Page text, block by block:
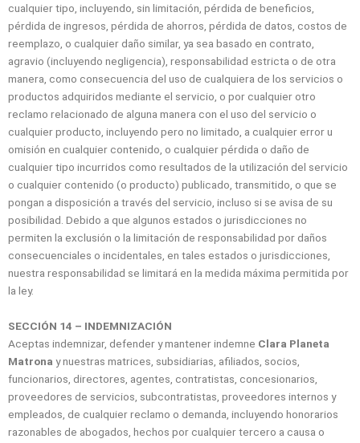
cualquier tipo, incluyendo, sin limitación, pérdida de beneficios,
pérdida de ingresos, pérdida de ahorros, pérdida de datos, costos de
reemplazo, o cualquier daño similar, ya sea basado en contrato,
agravio (incluyendo negligencia), responsabilidad estricta o de otra
manera, como consecuencia del uso de cualquiera de los servicios o
productos adquiridos mediante el servicio, o por cualquier otro
reclamo relacionado de alguna manera con el uso del servicio o
cualquier producto, incluyendo pero no limitado, a cualquier error u
omisión en cualquier contenido, o cualquier pérdida o daño de
cualquier tipo incurridos como resultados de la utilización del servicio
o cualquier contenido (o producto) publicado, transmitido, o que se
pongan a disposición a través del servicio, incluso si se avisa de su
posibilidad. Debido a que algunos estados o jurisdicciones no
permiten la exclusión o la limitación de responsabilidad por daños
consecuenciales o incidentales, en tales estados o jurisdicciones,
nuestra responsabilidad se limitará en la medida máxima permitida por
la ley.
SECCIÓN 14 – INDEMNIZACIÓN
Aceptas indemnizar, defender y mantener indemne Clara Planeta
Matrona y nuestras matrices, subsidiarias, afiliados, socios,
funcionarios, directores, agentes, contratistas, concesionarios,
proveedores de servicios, subcontratistas, proveedores internos y
empleados, de cualquier reclamo o demanda, incluyendo honorarios
razonables de abogados, hechos por cualquier tercero a causa o